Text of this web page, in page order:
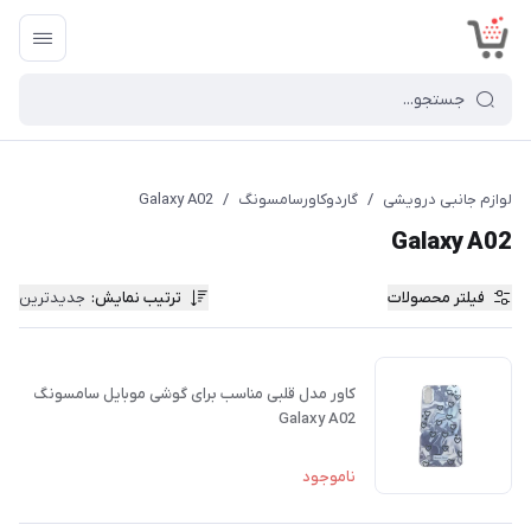
لوازم جانبی درویشی / گاردوکاورسامسونگ /
Galaxy A02
Galaxy A02
فیلتر محصولات ترتیب نمایش: جدیدترین
کاور مدل قلبی مناسب برای گوشی موبایل سامسونگ
Galaxy A02
ناموجود